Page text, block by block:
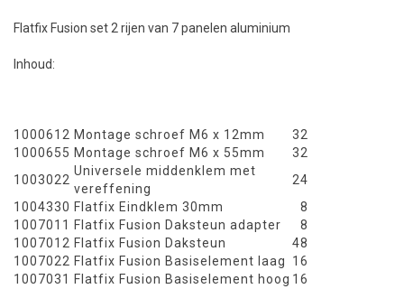
Flatfix Fusion set 2 rijen van 7 panelen aluminium
Inhoud:
1000612 Montage schroef M6 x 12mm
32
1000655 Montage schroef M6 x 55mm
32
1003022
Universele middenklem met
vereffening
24
1004330 Flatfix Eindklem 30mm
8
1007011
Flatfix Fusion Daksteun adapter
8
1007012 Flatfix Fusion Daksteun
48
1007022 Flatfix Fusion Basiselement laag
16
1007031
Flatfix Fusion Basiselement hoog 16